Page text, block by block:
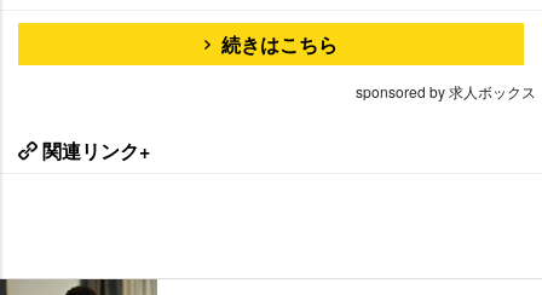
続きはこちら
sponsored by 求人ボックス
関連リンク+